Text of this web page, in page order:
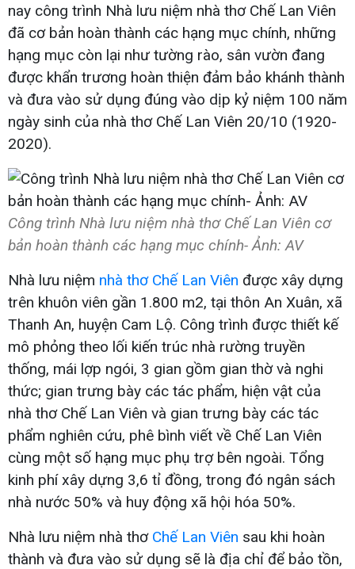
nay công trình Nhà lưu niệm nhà thơ Chế Lan Viên
đã cơ bản hoàn thành các hạng mục chính, những
hạng mục còn lại như tường rào, sân vườn đang
được khẩn trương hoàn thiện đảm bảo khánh thành
và đưa vào sử dụng đúng vào dịp kỷ niệm 100 năm
ngày sinh của nhà thơ Chế Lan Viên 20/10 (1920-
2020).
Công trình Nhà lưu niệm nhà thơ Chế Lan Viên cơ
bản hoàn thành các hạng mục chính- Ảnh: AV
Nhà lưu niệm nhà thơ Chế Lan Viên được xây dựng
trên khuôn viên gần 1.800 m2, tại thôn An Xuân, xã
Thanh An, huyện Cam Lộ. Công trình được thiết kế
mô phỏng theo lối kiến trúc nhà rường truyền
thống, mái lợp ngói, 3 gian gồm gian thờ và nghi
thức; gian trưng bày các tác phẩm, hiện vật của
nhà thơ Chế Lan Viên và gian trưng bày các tác
phẩm nghiên cứu, phê bình viết về Chế Lan Viên
cùng một số hạng mục phụ trợ bên ngoài. Tổng
kinh phí xây dựng 3,6 tỉ đồng, trong đó ngân sách
nhà nước 50% và huy động xã hội hóa 50%.
Nhà lưu niệm nhà thơ Chế Lan Viên sau khi hoàn
thành và đưa vào sử dụng sẽ là địa chỉ để bảo tồn,